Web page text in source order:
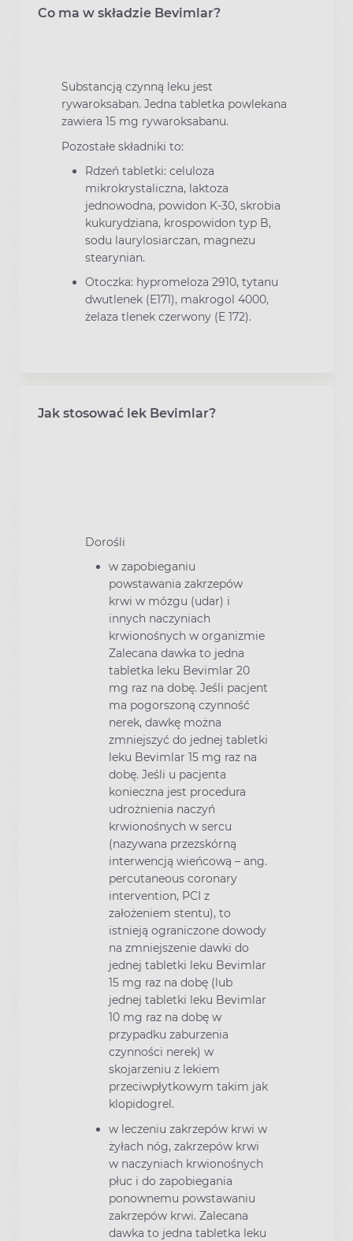
Co ma w składzie Bevimlar?
Substancją czynną leku jest
rywaroksaban. Jedna tabletka powlekana
zawiera 15 mg rywaroksabanu.
Pozostałe składniki to:
Rdzeń tabletki: celuloza
mikrokrystaliczna, laktoza
jednowodna, powidon K-30, skrobia
kukurydziana, krospowidon typ B,
sodu laurylosiarczan, magnezu
stearynian.
Otoczka: hypromeloza 2910, tytanu
dwutlenek (E171), makrogol 4000,
żelaza tlenek czerwony (E 172).
Jak stosować lek Bevimlar?
Dorośli
w zapobieganiu
powstawania zakrzepów
krwi w mózgu (udar) i
innych naczyniach
krwionośnych w organizmie
Zalecana dawka to jedna
tabletka leku Bevimlar 20
mg raz na dobę. Jeśli pacjent
ma pogorszoną czynność
nerek, dawkę można
zmniejszyć do jednej tabletki
leku Bevimlar 15 mg raz na
dobę. Jeśli u pacjenta
konieczna jest procedura
udrożnienia naczyń
krwionośnych w sercu
(nazywana przezskórną
interwencją wieńcową – ang.
percutaneous coronary
intervention, PCI z
założeniem stentu), to
istnieją ograniczone dowody
na zmniejszenie dawki do
jednej tabletki leku Bevimlar
15 mg raz na dobę (lub
jednej tabletki leku Bevimlar
10 mg raz na dobę w
przypadku zaburzenia
czynności nerek) w
skojarzeniu z lekiem
przeciwpłytkowym takim jak
klopidogrel.
w leczeniu zakrzepów krwi w
żyłach nóg, zakrzepów krwi
w naczyniach krwionośnych
płuc i do zapobiegania
ponownemu powstawaniu
zakrzepów krwi. Zalecana
dawka to jedna tabletka leku